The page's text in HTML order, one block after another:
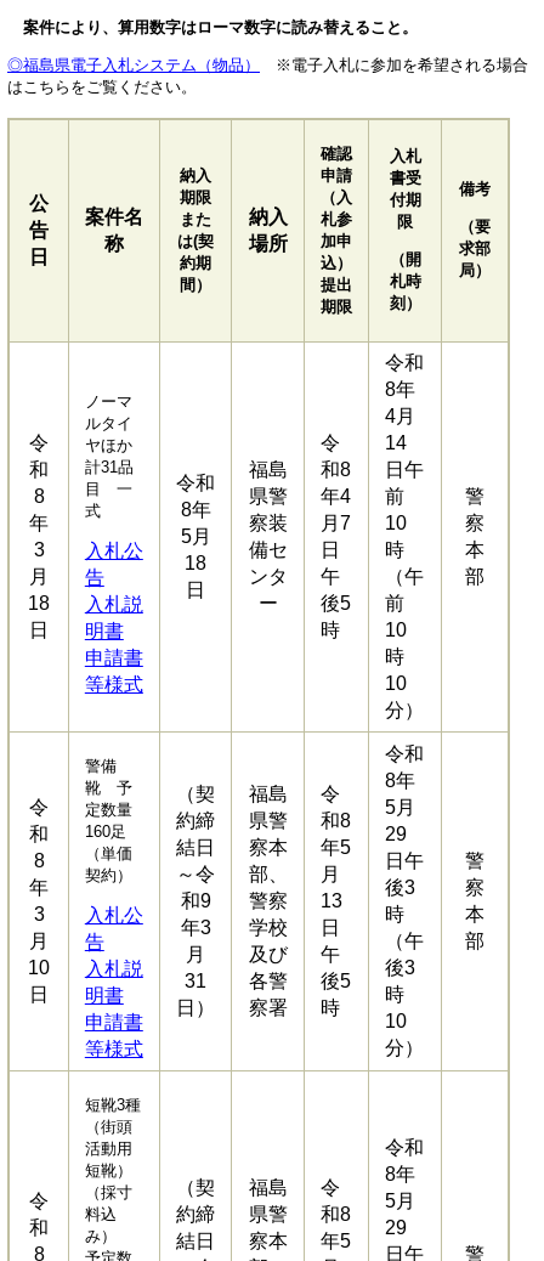
案件により、算用数字はローマ数字に読み替えること。
◎福島県電子入札システム（物品）
※電子入札に参加を希望される場合
はこちらをご覧ください。
公
告
日
案件名
称
納入
期限
また
は(契
約期
間）
納入
場所
確認
申請
（入
札参
加申
込）
提出
期限
入札
書受
付期
限
（開
札時
刻）
備考
（要
求部
局）
令
和
8
年
3
月
18
日
ノーマ
ルタイ
ヤほか
計31品
目 一
式
入札公
告
入札説
明書
申請書
等様式
令和
8年
5月
18
日
福島
県警
察装
備セ
ンタ
ー
令
和8
年4
月7
日
午
後5
時
令和
8年
4月
14
日午
前
10
時
（午
前
10
時
10
分）
警
察
本
部
令
和
8
年
3
月
10
日
警備
靴 予
定数量
160足
（単価
契約）
入札公
告
入札説
明書
申請書
等様式
（契
約締
結日
～令
和9
年3
月
31
日）
福島
県警
察本
部、
警察
学校
及び
各警
察署
令
和8
年5
月
13
日
午
後5
時
令和
8年
5月
29
日午
後3
時
（午
後3
時
10
分）
警
察
本
部
令
和
8
短靴3種
（街頭
活動用
短靴）
（採寸
料込
み）
（契
約締
結日
福島
県警
察本
令
和8
年5
令和
8年
5月
29
日午
警